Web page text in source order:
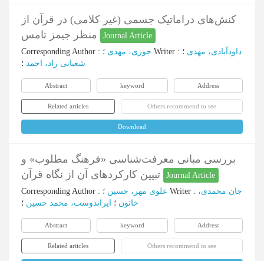
کنش‌های دراماتیک جسمی (غیر کلامی) در قرآن از
Journal Article
Corresponding Author : جوزی، مهدی Writer : داودآبادی، مهدی ؛
شعبانی راد، احمد ؛
Abstract keyword Address
Related articles Others recommend to see
Download
بررسی مبانی معرفت‌شناسی «فرهنگ مطلوب» و
Journal Article
Corresponding Author : علوی مهر، حسین Writer : جان محمدی،
خاتون ؛ ایراندوست، محمد حسین ؛
Abstract keyword Address
Related articles Others recommend to see